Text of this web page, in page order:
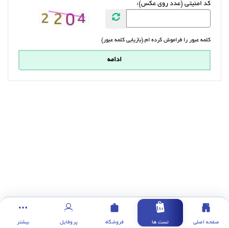
کد امنیتی (عدد روی عکس):
کلمه عبور را فراموش کرده ام.(بازیابی کلمه عبور)
صفحه اصلی تست ها فروشگاه پروفایل بیشتر